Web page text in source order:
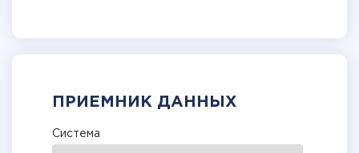
ПРИЕМНИК ДАННЫХ
Система